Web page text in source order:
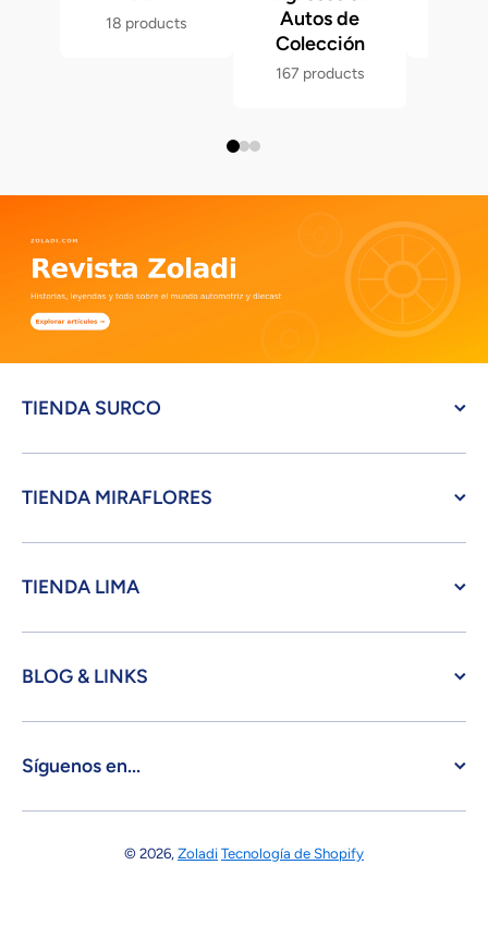
18 products
Autos de
Colección
167 products
TIENDA SURCO
TIENDA MIRAFLORES
TIENDA LIMA
BLOG & LINKS
Síguenos en...
© 2026,Zoladi Tecnología de Shopify